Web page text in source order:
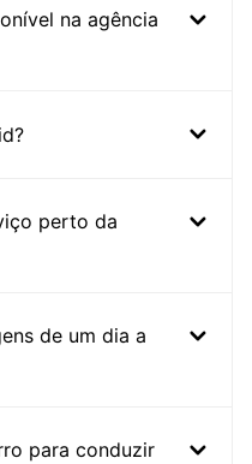
na agência
perto da
de um dia a
para conduzir